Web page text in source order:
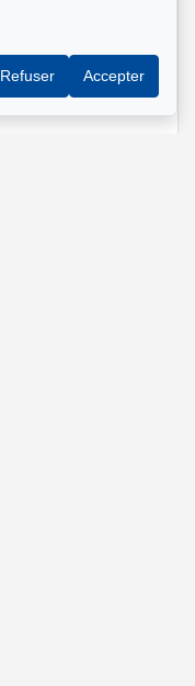
Refuser Accepter